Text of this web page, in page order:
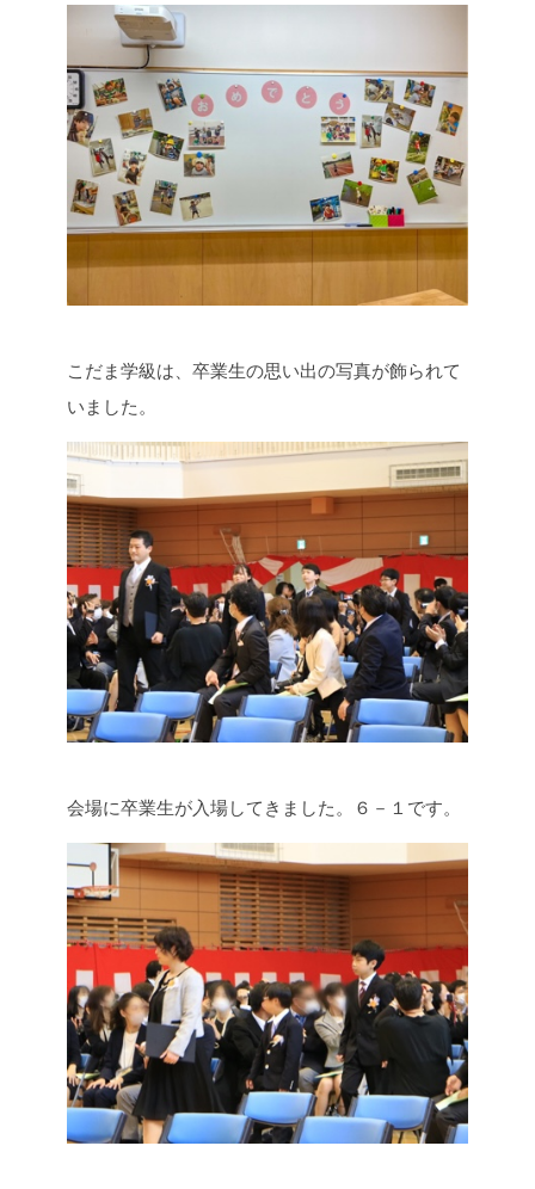
こだま学級は、卒業生の思い出の写真が飾られて
いました。
会場に卒業生が入場してきました。６－１です。